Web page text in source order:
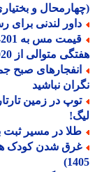
و بختیاری )
لندنی برای
متوالی از 2020
صبح
نباشید
در زمین تارتار/
در مسیر ثبت